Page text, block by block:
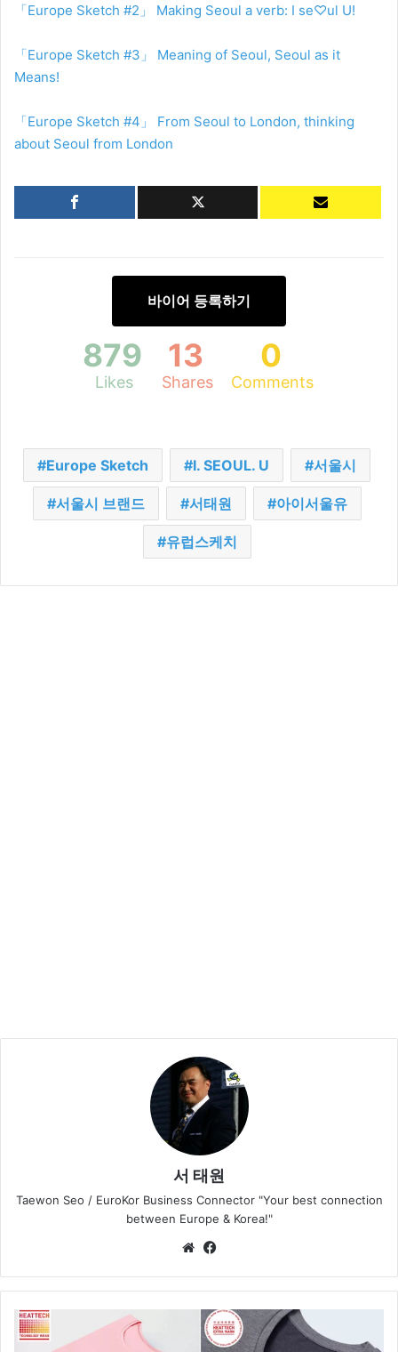
「Europe Sketch #2」 Making Seoul a verb: I se♡ul U!
「Europe Sketch #3」 Meaning of Seoul, Seoul as it
Means!
「Europe Sketch #4」 From Seoul to London, thinking
about Seoul from London
바이어 등록하기
879
Likes
13
Shares
0
Comments
Europe Sketch I. SEOUL. U 서울시
서울시 브랜드 서태원 아이서울유
유럽스케치
서 태원
Taewon Seo / EuroKor Business Connector "Your best connection
between Europe & Korea!"
We
te bo
ok
유
니